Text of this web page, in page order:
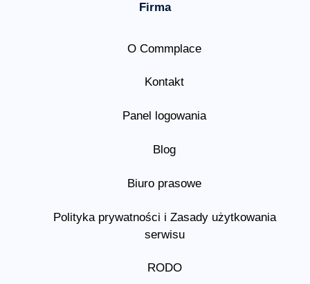
Firma
O Commplace
Kontakt
Panel logowania
Blog
Biuro prasowe
Polityka prywatności i Zasady użytkowania
serwisu
RODO